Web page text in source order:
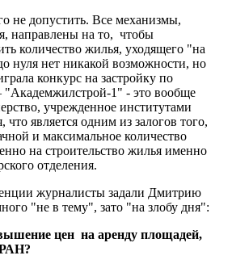
не допустить. Все механизмы,
направлены на то, чтобы
количество жилья, уходящего "на
нуля нет никакой возможности, но
конкурс на застройку по
1" - это вообще
учрежденное институтами
что является одним из залогов того,
и максимальное количество
на строительство жилья именно
отделения.
журналисты задали Дмитрию
"не в тему", зато "на злобу дня":
цен на аренду площадей,